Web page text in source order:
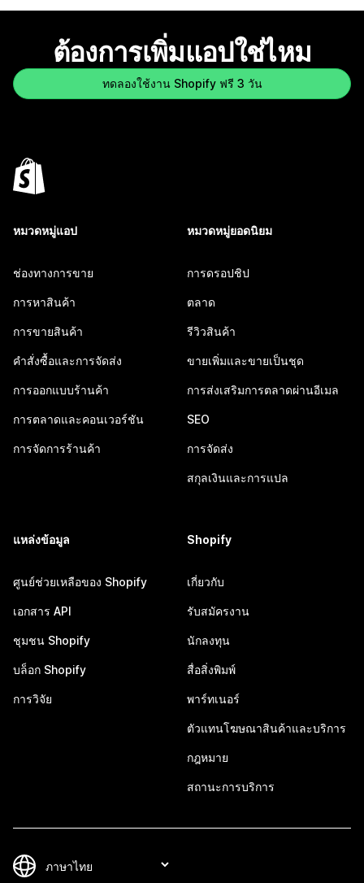
ต้องการเพิ่มแอปใช่ไหม
ทดลองใช้งาน Shopify ฟรี 3 วัน
หมวดหมู่แอป
ช่องทางการขาย
การหาสินค้า
การขายสินค้า
คำสั่งซื้อและการจัดส่ง
การออกแบบร้านค้า
การตลาดและคอนเวอร์ชัน
การจัดการร้านค้า
หมวดหมู่ยอดนิยม
การดรอปชิป
ตลาด
รีวิวสินค้า
ขายเพิ่มและขายเป็นชุด
การส่งเสริมการตลาดผ่านอีเมล
SEO
การจัดส่ง
สกุลเงินและการแปล
แหล่งข้อมูล
ศูนย์ช่วยเหลือของ Shopify
เอกสาร API
ชุมชน Shopify
บล็อก Shopify
การวิจัย
Shopify
เกี่ยวกับ
รับสมัครงาน
นักลงทุน
สื่อสิ่งพิมพ์
พาร์ทเนอร์
ตัวแทนโฆษณาสินค้าและบริการ
กฎหมาย
สถานะการบริการ